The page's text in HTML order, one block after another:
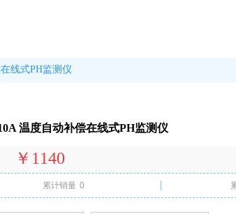
线式PH监测仪
温度自动补偿在线式PH监测仪
￥1140
累计销量 0